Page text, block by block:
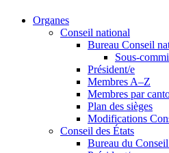
Organes
Conseil national
Bureau Conseil
Sous-
Président/e
Membres A–Z
Membres par
Plan des sièges
Modifications
Conseil des États
Bureau du